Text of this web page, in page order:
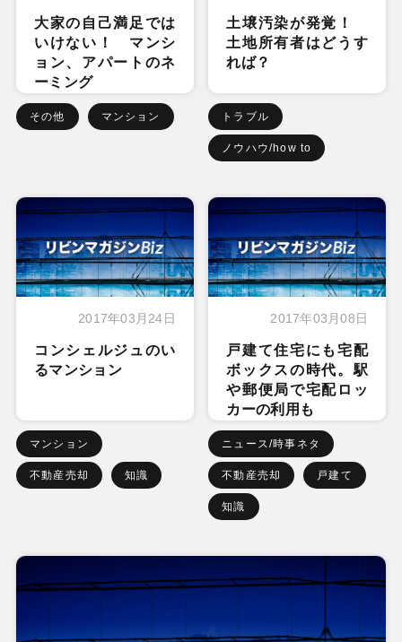
大家の自己満足では
いけない！ マンシ
ョン、アパートのネ
ーミング
その他 マンション
土壌汚染が発覚！
土地所有者はどうす
れば？
トラブル
ノウハウ/how to
2017年03月24日
コンシェルジュのい
るマンション
マンション
不動産売却 知識
2017年03月08日
戸建て住宅にも宅配
ボックスの時代。駅
や郵便局で宅配ロッ
カーの利用も
ニュース/時事ネタ
不動産売却 戸建て
知識